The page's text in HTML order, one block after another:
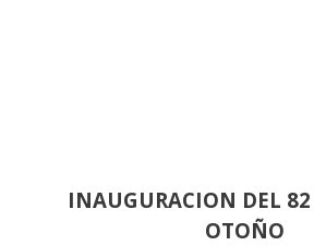
INAUGURACION DEL
OTOÑO